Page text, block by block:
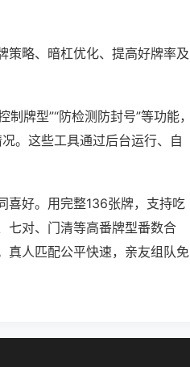
策略、暗杠优化、提高好牌率及
牌型”“防检测防封号”等功能，
。这些工具通过后台运行、自
喜好。用完整136张牌，支持吃
七对、门清等高番牌型番数合
真人匹配公平快速，亲友组队免